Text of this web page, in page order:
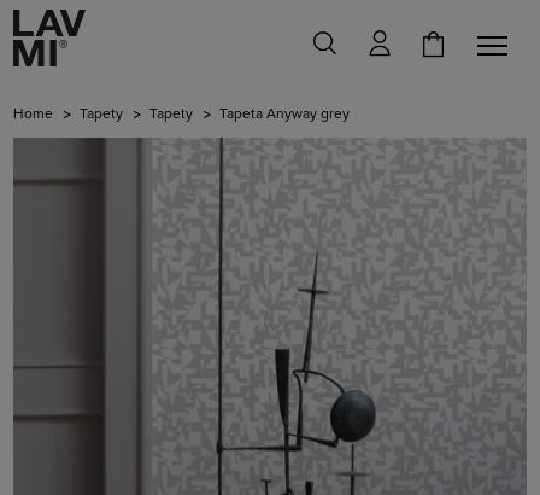
Home Tapety Tapety Tapeta Anyway grey